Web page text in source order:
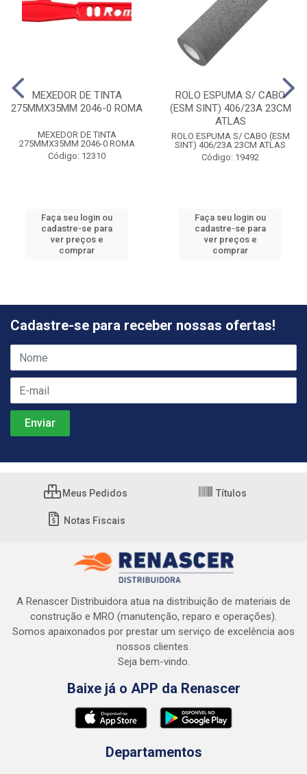
MEXEDOR DE TINTA
275MMX35MM 2046-0 ROMA
MEXEDOR DE TINTA
275MMX35MM 2046-0 ROMA
Código: 12310
Faça seu login ou
cadastre-se para
ver preços e
comprar
ROLO ESPUMA S/ CABO
(ESM SINT) 406/23A 23CM
ATLAS
ROLO ESPUMA S/ CABO (ESM
SINT) 406/23A 23CM ATLAS
Código: 19492
Faça seu login ou
cadastre-se para
ver preços e
comprar
Cadastre-se para receber nossas ofertas!
Meus Pedidos Títulos
Notas Fiscais
A Renascer Distribuidora atua na distribuição de materiais de
construção e MRO (manutenção, reparo e operações).
Somos apaixonados por prestar um serviço de excelência aos
nossos clientes.
Seja bem-vindo.
Baixe já o APP da Renascer
Departamentos